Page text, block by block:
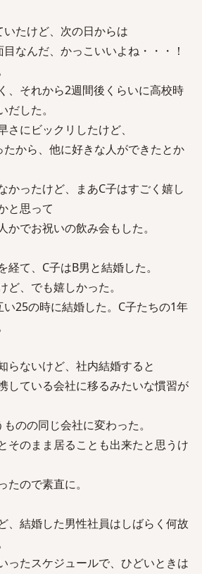
たけど、次の日からは
なんだ、かっこいいよね・・・！
、それから2週間後くらいに高校時
した。
にビックリしたけど、
から、他に好きな人ができたとか
かったけど、まあC子はすごく嬉し
と思って
かでお祝いの飲み会もした。
て、C子はB男と結婚した。
ど、でも嬉しかった。
25の時に結婚した。C子たちの1年
らないけど、社内結婚すると
している会社に移るみたいな慣習が
のの同じ会社に変わった。
そのまま居ることも出来たと思うけ
たので素直に。
、結婚した男性社員はしばらく何故
ったスケジュールで、ひどいときは